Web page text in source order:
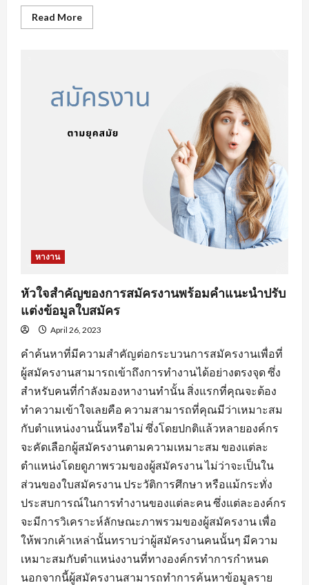
Read MoreRead
more
หา
งาน
จะ
ทำให้
หางาน
หัวใจสำคัญของการสมัครงานพร้อมคำแนะนำปรับ
แต่งข้อมูลใบสมัคร
April 26, 2023
คำค้นหาที่มีความสำคัญต่อกระบวนการสมัครงานเพื่อที่
ผู้สมัครงานสามารถเข้าถึงการทำงานได้อย่างตรงจุด ซึ่ง
สำหรับคนที่กำลังมองหางานทำนั้น สิ่งแรกที่คุณจะต้อง
ทำความเข้าใจเลยคือ ความสามารถที่คุณมีว่าเหมาะสม
กับตำแหน่งงานนั้นหรือไม่ ซึ่งโดยปกติแล้วหลายองค์กร
จะคัดเลือกผู้สมัครงานตามความเหมาะสม ของแต่ละ
ตำแหน่งโดยดูภาพรวมของผู้สมัครงาน ไม่ว่าจะเป็นใน
ส่วนของใบสมัครงาน ประวัติการศึกษา หรือแม้กระทั่ง
ประสบการณ์ในการทำงานของแต่ละคน ซึ่งแต่ละองค์กร
จะมีการวิเคราะห์ลักษณะภาพรวมของผู้สมัครงาน เพื่อ
ให้พวกเค้าเหล่านั้นทราบว่าผู้สมัครงานคนนั้นๆ มีความ
เหมาะสมกับตำแหน่งงานที่ทางองค์กรทำการกำหนด
นอกจากนี้ผู้สมัครงานสามารถทำการค้นหาข้อมูลราย